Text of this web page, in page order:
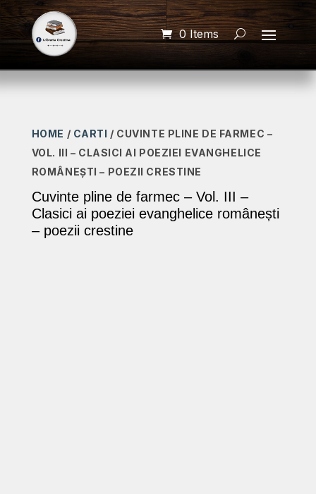
0 Items
HOME / CARTI / CUVINTE PLINE DE FARMEC –
VOL. III – CLASICI AI POEZIEI EVANGHELICE
ROMÂNEȘTI – POEZII CRESTINE
Cuvinte pline de farmec – Vol. III –
Clasici ai poeziei evanghelice românești
– poezii crestine